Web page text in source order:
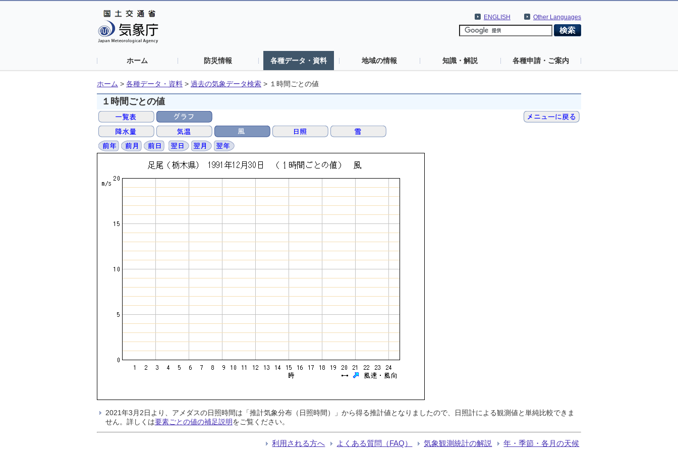
Other Languages
ENGLISH
ホーム 防災情報 各種データ・資料 地域の情報 知識・解説 各種申請・ご案内
ホーム > 各種データ・資料 > 過去の気象データ検索 > １時間ごとの値
１時間ごとの値
2021年3月2日より、アメダスの日照時間は「推計気象分布（日照時間）」から得る推計値となりましたので、日照計による観測値と単純比較できま
せん。詳しくは要素ごとの値の補足説明をご覧ください。
利用される方へ よくある質問（FAQ） 気象観測統計の解説 年・季節・各月の天候